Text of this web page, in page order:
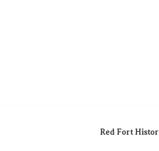
Red Fort